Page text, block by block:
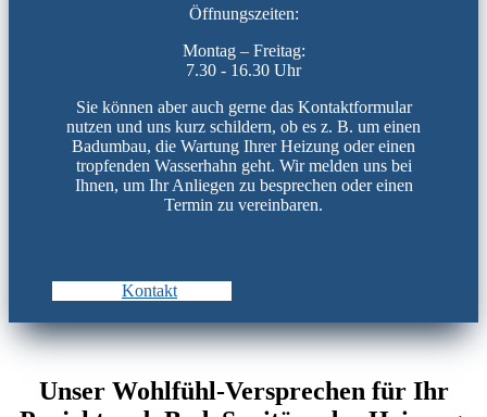
Öffnungszeiten:
Montag – Freitag:
7.30 - 16.30 Uhr
Sie können aber auch gerne das Kontaktformular
nutzen und uns kurz schildern, ob es z. B. um einen
Badumbau, die Wartung Ihrer Heizung oder einen
tropfenden Wasserhahn geht. Wir melden uns bei
Ihnen, um Ihr Anliegen zu besprechen oder einen
Termin zu vereinbaren.
Kontakt
Unser Wohlfühl-Versprechen für Ihr